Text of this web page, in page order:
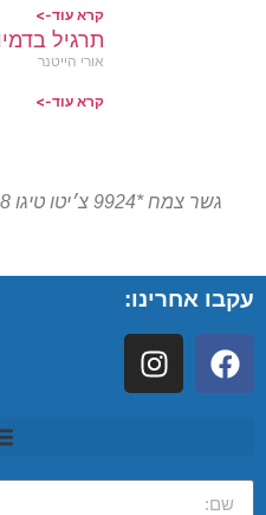
קרא עוד->
תרגיל
אורי הייטנר
קרא עוד->
גשר צמח *9924 צ׳יטו טיגו 8 פרו המותג הסיני הגיע לצפון
עקבו אחרינו: